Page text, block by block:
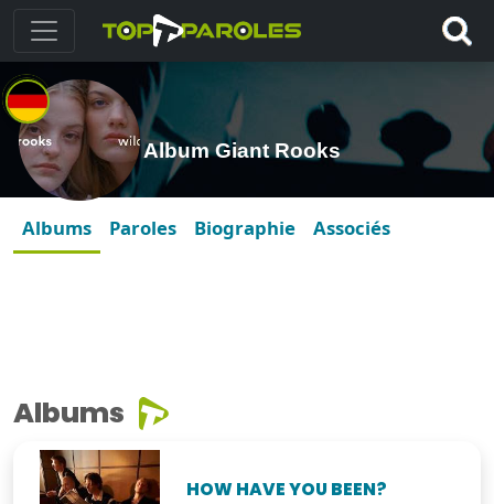
Album Giant Rooks
Albums Paroles Biographie Associés
Albums
HOW HAVE YOU BEEN?